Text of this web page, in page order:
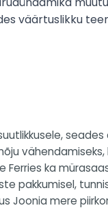
väärtuslikku
ka
pakkumisel,
Joonia mere